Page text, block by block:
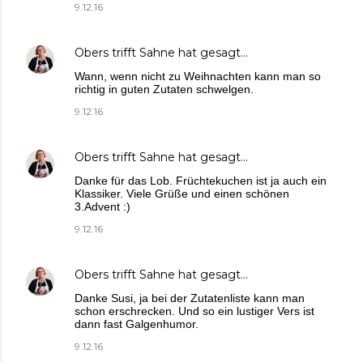
9.12.16
Obers trifft Sahne hat gesagt…
Wann, wenn nicht zu Weihnachten kann man so
richtig in guten Zutaten schwelgen.
9.12.16
Obers trifft Sahne hat gesagt…
Danke für das Lob. Früchtekuchen ist ja auch ein
Klassiker. Viele Grüße und einen schönen
3.Advent :)
9.12.16
Obers trifft Sahne hat gesagt…
Danke Susi, ja bei der Zutatenliste kann man
schon erschrecken. Und so ein lustiger Vers ist
dann fast Galgenhumor.
9.12.16